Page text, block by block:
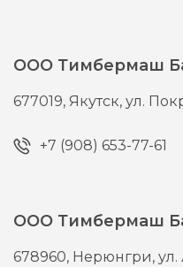
ООО Тимбермаш
677019, Якутск,ул.
+7 (908) 653-77-61
ООО Тимбермаш
678960, Нерюнгри,ул.